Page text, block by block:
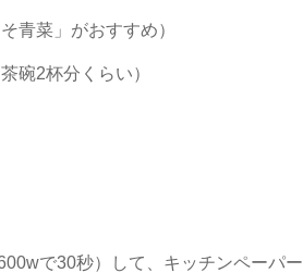
」がおすすめ）
分くらい）
で30秒）して、キッチンペーパー